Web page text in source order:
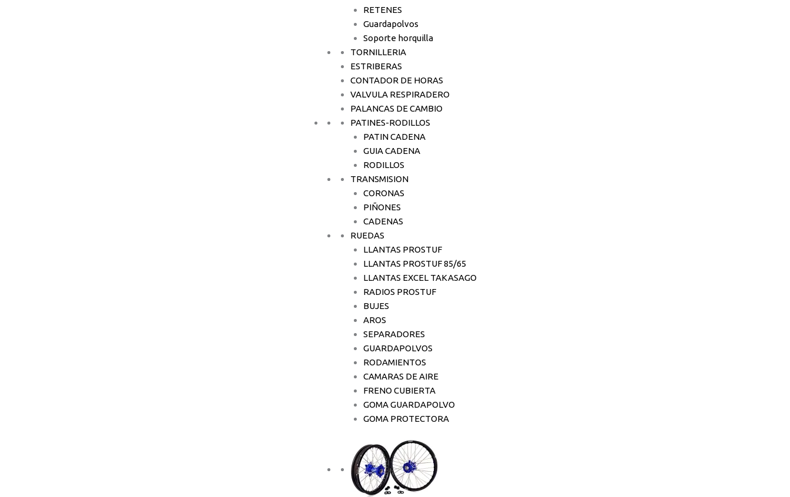
RETENES
Guardapolvos
Soporte horquilla
TORNILLERIA
ESTRIBERAS
CONTADOR DE HORAS
VALVULA RESPIRADERO
PALANCAS DE CAMBIO
PATINES-RODILLOS
PATIN CADENA
GUIA CADENA
RODILLOS
TRANSMISION
CORONAS
PIÑONES
CADENAS
RUEDAS
LLANTAS PROSTUF
LLANTAS PROSTUF 85/65
LLANTAS EXCEL TAKASAGO
RADIOS PROSTUF
BUJES
AROS
SEPARADORES
GUARDAPOLVOS
RODAMIENTOS
CAMARAS DE AIRE
FRENO CUBIERTA
GOMA GUARDAPOLVO
GOMA PROTECTORA